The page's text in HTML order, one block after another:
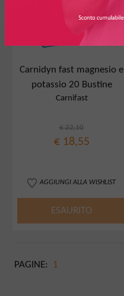
Carnidyn fast magnesio e
potassio 20 Bustine
Carnifast
€ 22,10
€ 18,55
AGGIUNGI ALLA WISHLIST
ESAURITO
PAGINE: 1